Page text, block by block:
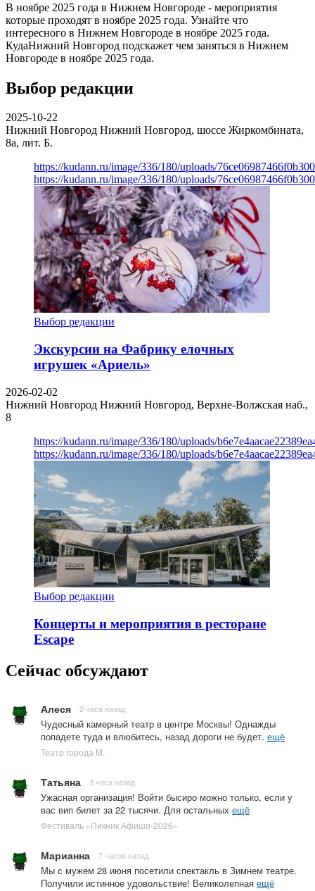
В ноябре 2025 года в Нижнем Новгороде - мероприятия
которые проходят в ноябре 2025 года. Узнайте что
интересного в Нижнем Новгороде в ноябре 2025 года.
КудаНижний Новгород подскажет чем заняться в Нижнем
Новгороде в ноябре 2025 года.
Выбор редакции
2025-10-22
Нижний Новгород Нижний Новгород, шоссе Жиркомбината,
8а, лит. Б.
https://kudann.ru/image/336/180/uploads/
https://kudann.ru/image/336/180/uploads/
Выбор редакции
Экскурсии на Фабрику елочных
игрушек «Ариель»
2026-02-02
Нижний Новгород Нижний Новгород, Верхне-Волжская наб.,
8
https://kudann.ru/image/336/180/uploads/
https://kudann.ru/image/336/180/uploads/
Выбор редакции
Концерты и мероприятия в ресторане
Escape
Сейчас обсуждают
Алеся 2 часа назад
Чудесный камерный театр в центре Москвы! Однажды
попадете туда и влюбитесь, назад дороги не будет. ещё
Театр города М.
Татьяна 3 часа назад
Ужасная организация! Войти бысиро можно только, если у
вас вип билет за 22 тысячи. Для остальных ещё
Фестиваль «Пикник Афиши-2026»
Марианна 7 часов назад
Мы с мужем 28 июня посетили спектакль в Зимнем театре.
Получили истинное удовольствие! Великолепная ещё